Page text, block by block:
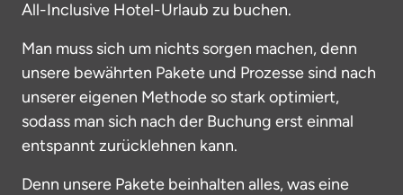
All-Inclusive Hotel-Urlaub zu buchen.
Man muss sich um nichts sorgen machen, denn
unsere bewährten Pakete und Prozesse sind nach
unserer eigenen Methode so stark optimiert,
sodass man sich nach der Buchung erst einmal
entspannt zurücklehnen kann.
Denn unsere Pakete beinhalten alles, was eine